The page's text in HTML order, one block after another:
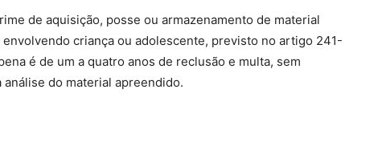
de aquisição, posse ou armazenamento de material
criança ou adolescente, previsto no artigo 241-
é de um a quatro anos de reclusão e multa, sem
do material apreendido.